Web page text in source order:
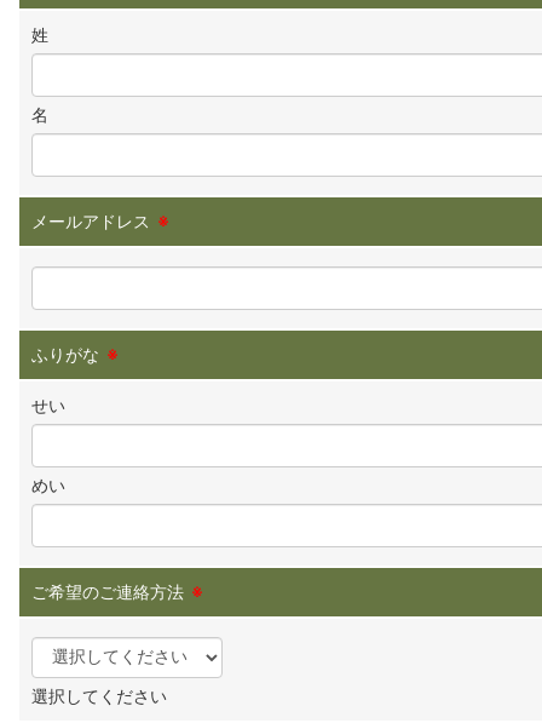
姓
名
メールアドレス ※
ふりがな ※
せい
めい
ご希望のご連絡方法 ※
選択してください